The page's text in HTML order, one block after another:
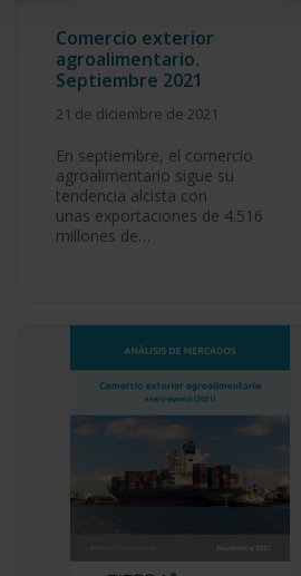
Comercio exterior
agroalimentario.
Septiembre 2021
21 de diciembre de 2021
En septiembre, el comercio
agroalimentario sigue su
tendencia alcista con
unas exportaciones de 4.516
millones de…